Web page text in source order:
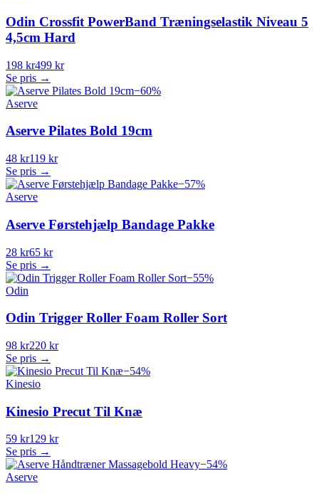
Odin Crossfit PowerBand Træningselastik Niveau 5
4,5cm Hard
198 kr499 kr
Se pris →
−60%
Aserve
Aserve Pilates Bold 19cm
48 kr119 kr
Se pris →
−57%
Aserve
Aserve Førstehjælp Bandage Pakke
28 kr65 kr
Se pris →
−55%
Odin
Odin Trigger Roller Foam Roller Sort
98 kr220 kr
Se pris →
−54%
Kinesio
Kinesio Precut Til Knæ
59 kr129 kr
Se pris →
−54%
Aserve